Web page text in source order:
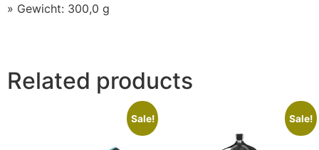
» Gewicht: 300,0 g
Related products
Sale! Sale!